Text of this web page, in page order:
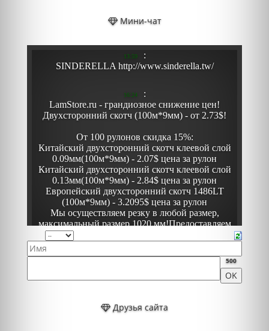
Мини-чат
500
Друзья сайта